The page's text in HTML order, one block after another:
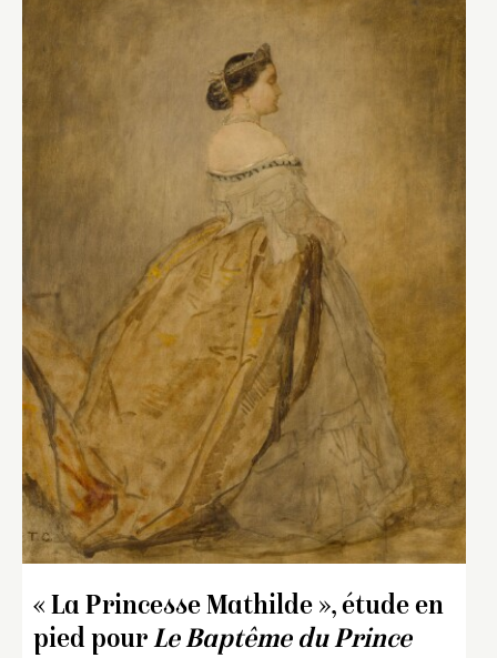
« La Princesse Mathilde », étude en
pied pour Le Baptême du Prince